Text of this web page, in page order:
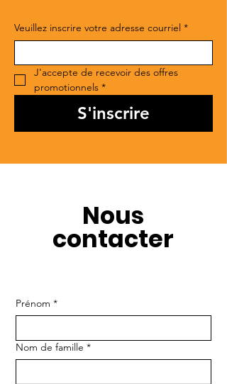
Veuillez inscrire votre adresse courriel *
J'accepte de recevoir des offres
promotionnels *
S'inscrire
Nous
contacter
Prénom *
Nom de famille *